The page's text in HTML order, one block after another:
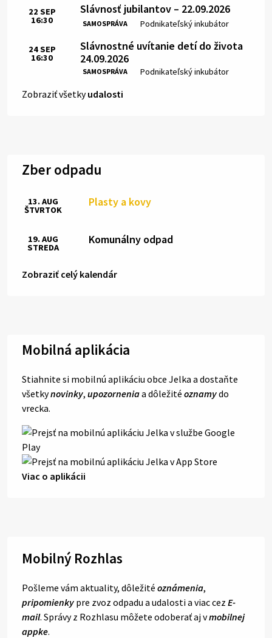
Slávnosť jubilantov – 22.09.2026
SAMOSPRÁVA Miesto:
Podnikateľský inkubátor
Čas:
22 SEP
16:30
Slávnostné uvítanie detí do života
24.09.2026
SAMOSPRÁVA Miesto:
Podnikateľský inkubátor
Čas:
24SEP
16:30
Zobraziť všetkyudalosti
Zber odpadu
Plasty a kovy
13. AUG
ŠTVRTOK
Komunálny odpad
19. AUG
STREDA
Zobraziť celý kalendár
Mobilná aplikácia
Stiahnite si mobilnú aplikáciu obce Jelka a dostaňte
všetkynovinky, upozorneniaa dôležité oznamydo
vrecka.
Viac o aplikácii
Mobilný Rozhlas
Pošleme vám aktuality, dôležité oznámenia,
pripomienky pre zvoz odpadu a udalosti a viac cez E-
mail. Správy z Rozhlasu môžete odoberať aj vmobilnej
appke.